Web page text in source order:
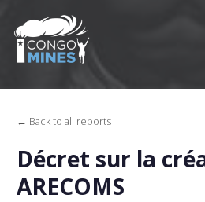
← Back to all reports
Décret sur la
ARECOMS